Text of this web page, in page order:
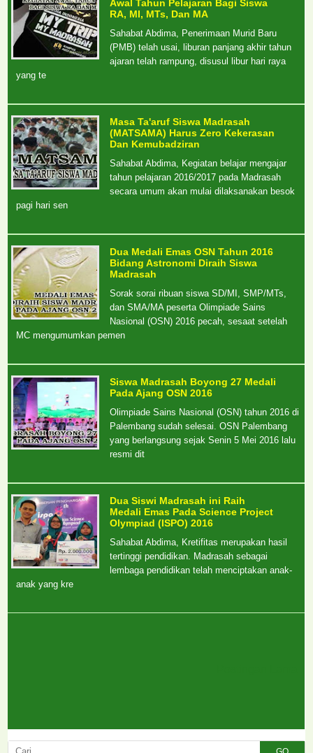
Awal Tahun Pelajaran Bagi Siswa
RA, MI, MTs, Dan MA
Sahabat Abdima, Penerimaan Murid Baru
(PMB) telah usai, liburan panjang akhir tahun
ajaran telah rampung, disusul libur hari raya
yang te
Masa Ta'aruf Siswa Madrasah
(MATSAMA) Harus Zero Kekerasan
Dan Kemubadziran
Sahabat Abdima, Kegiatan belajar mengajar
tahun pelajaran 2016/2017 pada Madrasah
secara umum akan mulai dilaksanakan besok
pagi hari sen
Dua Medali Emas OSN Tahun 2016
Bidang Astronomi Diraih Siswa
Madrasah
Sorak sorai ribuan siswa SD/MI, SMP/MTs,
dan SMA/MA peserta Olimpiade Sains
Nasional (OSN) 2016 pecah, sesaat setelah
MC mengumumkan pemen
Siswa Madrasah Boyong 27 Medali
Pada Ajang OSN 2016
Olimpiade Sains Nasional (OSN) tahun 2016 di
Palembang sudah selesai. OSN Palembang
yang berlangsung sejak Senin 5 Mei 2016 lalu
resmi dit
Dua Siswi Madrasah ini Raih
Medali Emas Pada Science Project
Olympiad (ISPO) 2016
Sahabat Abdima, Kretifitas merupakan hasil
tertinggi pendidikan. Madrasah sebagai
lembaga pendidikan telah menciptakan anak-
anak yang kre